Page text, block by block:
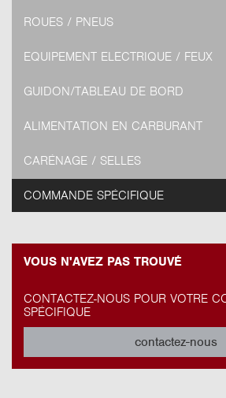
ROUES / PNEUS
EQUIPEMENT ELECTRIQUE / FEUX
GUIDON/TABLEAU DE BORD
ALIMENTATION EN CARBURANT
CARÉNAGE / SELLES
COMMANDE SPÉCIFIQUE
VOUS N'AVEZ PAS TROUVÉ
CONTACTEZ-NOUS POUR VOTRE
SPÉCIFIQUE
contactez-nous